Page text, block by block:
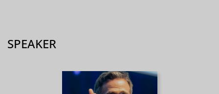
SPEAKER